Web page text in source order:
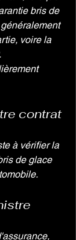
bris de
voire la
contrat
à vérifier la
de glace